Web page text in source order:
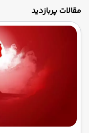
مقالات پربازدید